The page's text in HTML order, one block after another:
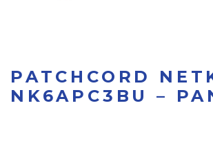
PATCHCORD
NK6APC3BU –